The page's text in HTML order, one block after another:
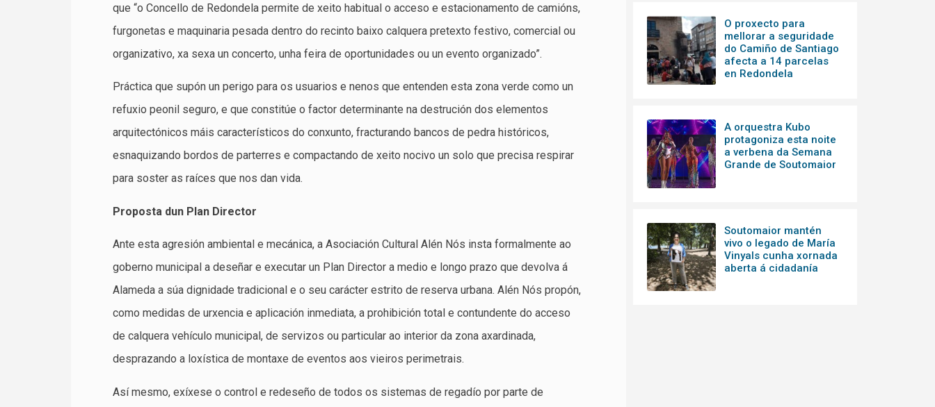
que “o Concello de Redondela permite de xeito habitual o acceso e estacionamento de camións,
furgonetas e maquinaria pesada dentro do recinto baixo calquera pretexto festivo, comercial ou
organizativo, xa sexa un concerto, unha feira de oportunidades ou un evento organizado”.
Práctica que supón un perigo para os usuarios e nenos que entenden esta zona verde como un
refuxio peonil seguro, e que constitúe o factor determinante na destrución dos elementos
arquitectónicos máis característicos do conxunto, fracturando bancos de pedra históricos,
esnaquizando bordos de parterres e compactando de xeito nocivo un solo que precisa respirar
para soster as raíces que nos dan vida.
Proposta dun Plan Director
Ante esta agresión ambiental e mecánica, a Asociación Cultural Alén Nós insta formalmente ao
goberno municipal a deseñar e executar un Plan Director a medio e longo prazo que devolva á
Alameda a súa dignidade tradicional e o seu carácter estrito de reserva urbana. Alén Nós propón,
como medidas de urxencia e aplicación inmediata, a prohibición total e contundente do acceso
de calquera vehículo municipal, de servizos ou particular ao interior da zona axardinada,
desprazando a loxística de montaxe de eventos aos vieiros perimetrais.
Así mesmo, exíxese o control e redeseño de todos os sistemas de regadío por parte de
O proxecto para
mellorar a seguridade
do Camiño de Santiago
afecta a 14 parcelas
en Redondela
A orquestra Kubo
protagoniza esta noite
a verbena da Semana
Grande de Soutomaior
Soutomaior mantén
vivo o legado de María
Vinyals cunha xornada
aberta á cidadanía